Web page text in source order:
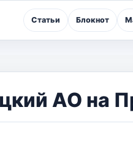
Статьи Блокнот
АО на